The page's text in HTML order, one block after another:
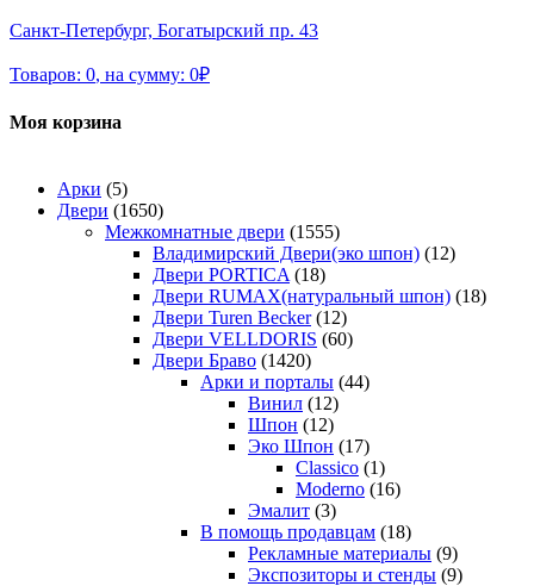
Санкт-Петербург, Богатырский пр. 43
Товаров: 0, на сумму: 0₽
Моя корзина
Арки (5)
Двери (1650)
Межкомнатные двери (1555)
Владимирский Двери(эко шпон) (12)
Двери PORTICA (18)
Двери RUMAX(натуральный шпон) (18)
Двери Turen Becker (12)
Двери VELLDORIS (60)
Двери Браво (1420)
Арки и порталы (44)
Винил (12)
Шпон (12)
Эко Шпон (17)
Classico (1)
Moderno (16)
Эмалит (3)
В помощь продавцам (18)
Рекламные материалы (9)
Экспозиторы и стенды (9)